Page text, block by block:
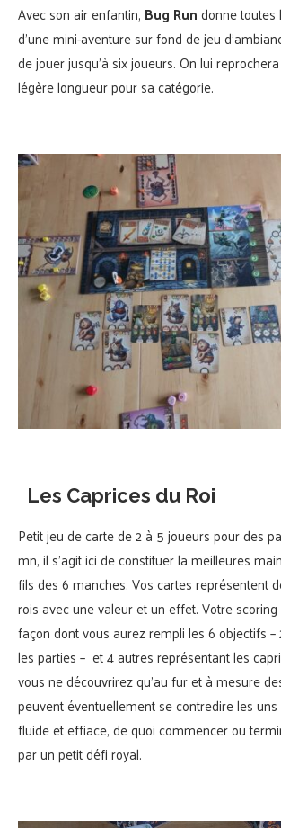
Avec son air enfantin, Bug Rundonne toutes
d’une mini-aventure sur fond de jeu
de jouer jusqu’à six joueurs. On lui
légère longueur pour sa catégorie.
Les Caprices du Roi
Petit jeu de carte de 2 à 5 joueurs pour des
mn, il s’agit ici de constituer la meilleures
fils des 6 manches. Vos cartes représentent
rois avec une valeur et un effet. Votre
façon dont vous aurez rempli les 6 objectifs –
les parties – et 4 autres représentant les
vous ne découvrirez qu’au fur et à mesure
peuvent éventuellement se contredire les uns
fluide et effiace, de quoi commencer ou
par un petit défi royal.